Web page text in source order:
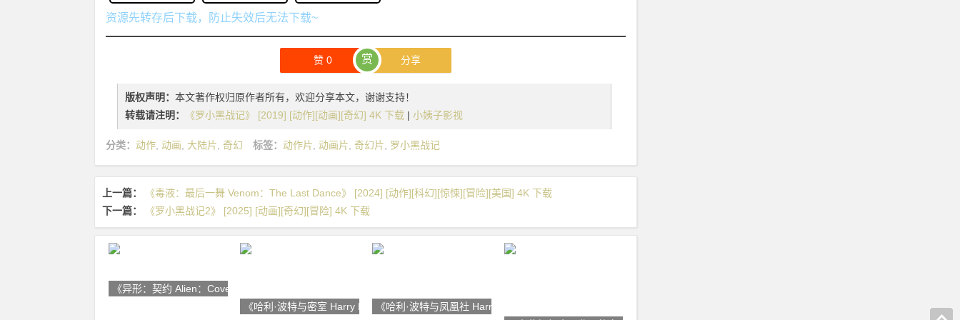
资源先转存后下载，防止失效后无法下载~
赞 0 赏 分享
版权声明：本文著作权归原作者所有，欢迎分享本文，谢谢支持！
转载请注明：
《罗小黑战记》 [2019] [动作][动画][奇幻] 4K 下载 | 小姨子影视
分类： 动作 动画 大陆片 奇幻 标签： 动作片 动画片 奇幻片 罗小黑战记
上一篇：
《毒液：最后一舞 Venom：The Last Dance》 [2024] [动作][科幻][惊悚][冒险][美国] 4K 下载
下一篇：
《罗小黑战记2》 [2025] [动画][奇幻][冒险] 4K 下载
《异形：契约 Alien：Covenant
《哈利·波特与密室 Harry Pot
《哈利·波特与凤凰社 Harry P